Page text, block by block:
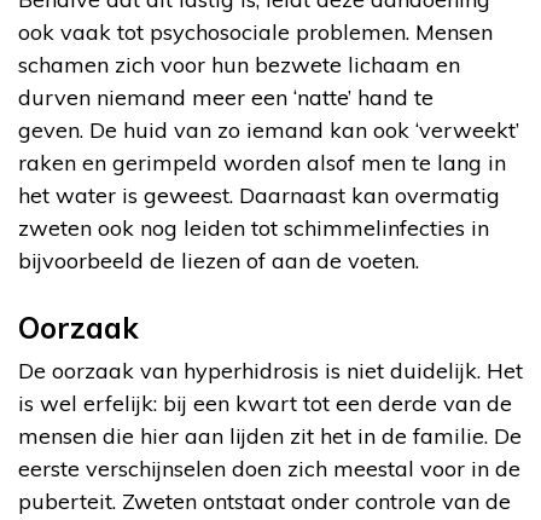
ook vaak tot psychosociale problemen. Mensen
schamen zich voor hun bezwete lichaam en
durven niemand meer een ‘natte’ hand te
geven. De huid van zo iemand kan ook ‘verweekt’
raken en gerimpeld worden alsof men te lang in
het water is geweest. Daarnaast kan overmatig
zweten ook nog leiden tot schimmelinfecties in
bijvoorbeeld de liezen of aan de voeten.
Oorzaak
De oorzaak van hyperhidrosis is niet duidelijk. Het
is wel erfelijk: bij een kwart tot een derde van de
mensen die hier aan lijden zit het in de familie. De
eerste verschijnselen doen zich meestal voor in de
puberteit. Zweten ontstaat onder controle van de